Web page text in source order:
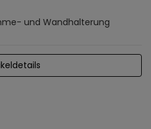
und Wandhalterung